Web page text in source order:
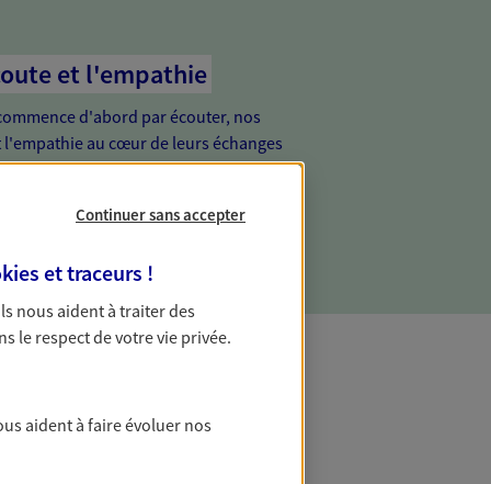
et l'empathie
d'abord par écouter, nos
au cœur de leurs échanges
vos besoins et mieux vous soutenir
Continuer sans accepter
et traceurs !
nous aident à traiter des
le respect de votre vie privée.
aident à faire évoluer nos